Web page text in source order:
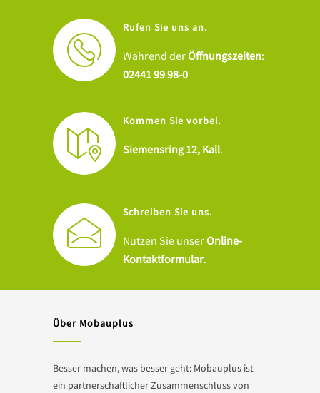
Rufen Sie uns an.
Während derÖffnungszeiten:
02441 99 98-0
Kommen Sie vorbei.
Siemensring 12, Kall.
Schreiben Sie uns.
Nutzen Sie unserOnline-
Kontaktformular.
Über Mobauplus
Besser machen, was besser geht: Mobauplus ist
ein partnerschaftlicher Zusammenschluss von